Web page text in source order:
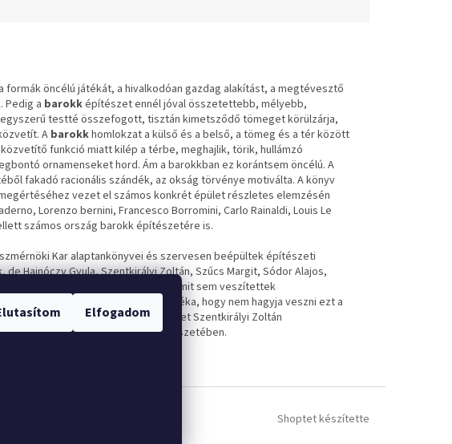
Elfogadom
öncélú játékát, a hivalkodóan gazdag alakítást, a megtévesztő
a barokképítészet ennél jóval összetettebb, mélyebb,
testté összefogott, tisztán kimetsződő tömeget körülzárja,
A barokkhomlokzat a külső és a belső, a tömeg és a tér között
funkció miatt kilép a térbe, meghajlik, törik, hullámzó
ornamenseket hord. Ám a barokkban ez korántsem öncélú. A
fakadó racionális szándék, az okság törvénye motiválta. A könyv
vezet el számos konkrét épület részletes elemzésén
Lorenzo bernini, Francesco Borromini, Carlo Rainaldi, Louis Le
számos ország barokk építészetére is.
Kar alaptankönyvei és szervesen beépültek építészeti
Hajnóczy Gyula, Szentkirályi Zoltán, Szűcs Margit, Sódor Alajos,
vannak ránk. Gondolataik semmit sem veszítettek
szeretetük. A kiadó eltökélt szándéka, hogy nem hagyja veszni ezt a
is közreadja a műveket. Jelen kötet Szentkirályi Zoltán
eligazítást a 17. század építészetében.
Shoptet készítette